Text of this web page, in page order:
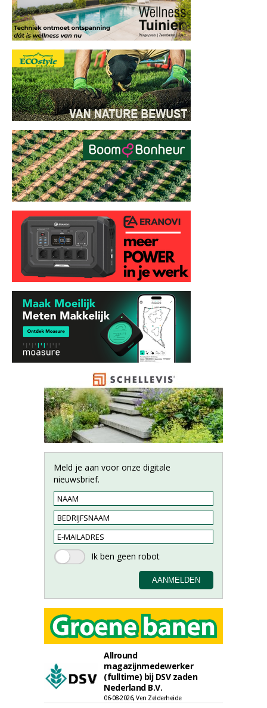
Meld je aan voor onze digitale
nieuwsbrief.
Allround
magazijnmedewerker
(fulltime) bij DSV zaden
Nederland B.V.
06-08-2026, Ven Zelderheide